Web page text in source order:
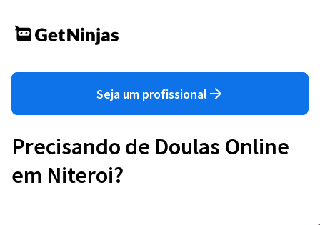
Seja um profissional
Precisando de Doulas Online
em Niteroi?